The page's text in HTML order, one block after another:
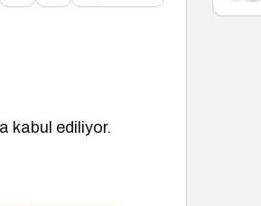
kabul ediliyor.